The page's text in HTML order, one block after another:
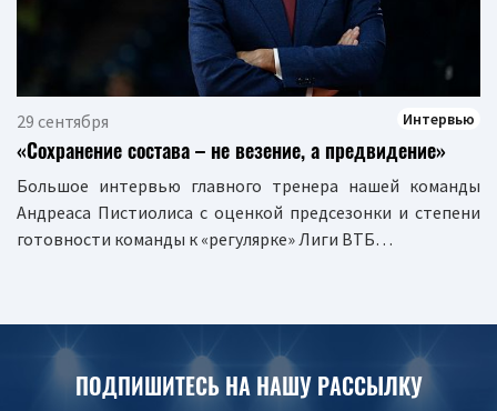
29 сентября Интервью
«Сохранение состава – не везение, а предвидение»
Большое интервью главного тренера нашей команды
Андреаса Пистиолиса с оценкой предсезонки и степени
готовности команды к «регулярке» Лиги ВТБ…
ПОДПИШИТЕСЬ НА НАШУ РАССЫЛКУ